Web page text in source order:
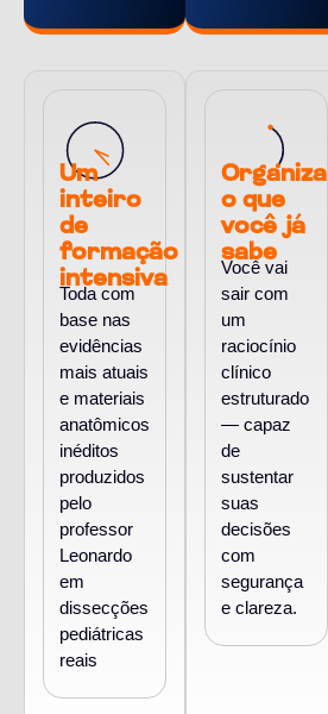
Um
inteiro
de
formação
intensiva
Toda com
base nas
evidências
mais atuais
e materiais
anatômicos
inéditos
produzidos
pelo
professor
Leonardo
em
dissecções
pediátricas
reais
Organiza
o que
você já
sabe
Você vai
sair com
um
raciocínio
clínico
estruturado
— capaz
de
sustentar
suas
decisões
com
segurança
e clareza.